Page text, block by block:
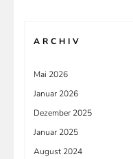
ARCHIV
Mai 2026
Januar 2026
Dezember 2025
Januar 2025
August 2024